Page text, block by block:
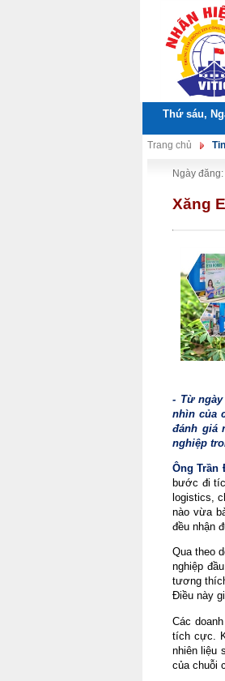
Thứ sáu,
Trang chủ
Ngày
Xăng
- Từ
nhìn của
đánh giá
nghiệp
Ông Trần
bước đi
logistics,
nào vừa
đều nhận
Qua theo
nghiệp
tương
Điều này
Các
tích cực.
nhiên liệu
của chuỗi